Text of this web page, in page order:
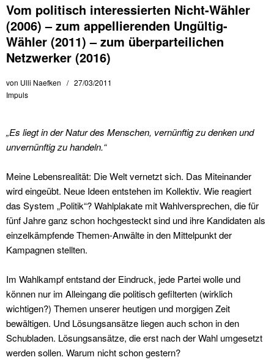
Vom politisch interessierten Nicht-Wähler
(2006) – zum appellierenden Ungültig-
Wähler (2011) – zum überparteilichen
Netzwerker (2016)
von Ulli Naefken
27/03/2011
Impuls
„Es liegt in der Natur des Menschen, vernünftig zu denken und
unvernünftig zu handeln.“
Meine Lebensrealität: Die Welt vernetzt sich. Das Miteinander
wird eingeübt. Neue Ideen entstehen im Kollektiv. Wie reagiert
das System „Politik“? Wahlplakate mit Wahlversprechen, die für
fünf Jahre ganz schon hochgesteckt sind und ihre Kandidaten als
einzelkämpfende Themen-Anwälte in den Mittelpunkt der
Kampagnen stellten.
Im Wahlkampf entstand der Eindruck, jede Partei wolle und
können nur im Alleingang die politisch gefilterten (wirklich
wichtigen?) Themen unserer heutigen und morgigen Zeit
bewältigen. Und Lösungsansätze liegen auch schon in den
Schubladen. Lösungsansätze, die erst nach der Wahl umgesetzt
werden sollen. Warum nicht schon gestern?